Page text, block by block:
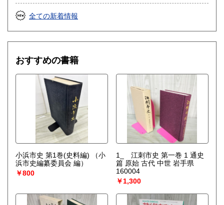
全ての新着情報
おすすめの書籍
小浜市史 第1巻(史料編)
（小
浜市史編纂委員会 編）
￥800
1_ 江刺市史 第一巻 1 通史
篇 原始 古代 中世 岩手県
160004
￥1,300